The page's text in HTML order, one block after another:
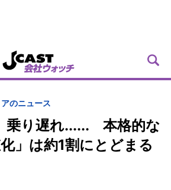
のニュース
乗り遅れ...... 本格的な
化」は約1割にとどまる